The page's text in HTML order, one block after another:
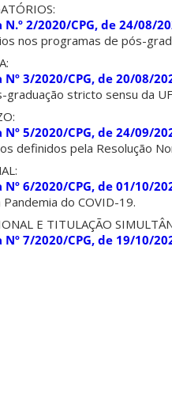
2/2020/CPG, de 24/08/
nos programas de pós-
3/2020/CPG, de 20/08/
stricto sensu da
5/2020/CPG, de 24/09/
definidos pela Resolução
6/2020/CPG, de 01/10/
do COVID-19.
E TITULAÇÃO
7/2020/CPG, de 19/10/